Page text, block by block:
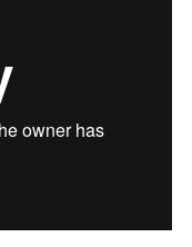
in these
50 partner